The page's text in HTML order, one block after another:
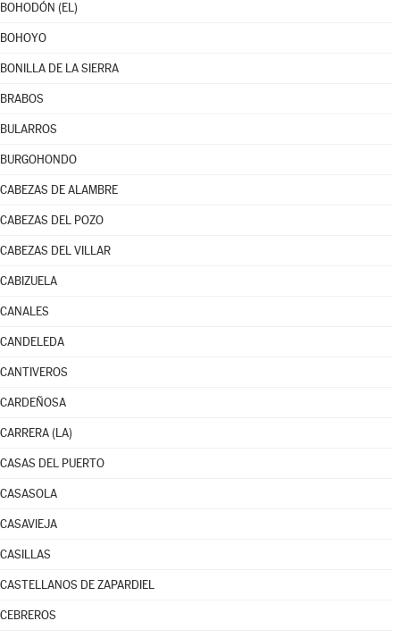
BOHODÓN (EL)
BOHOYO
BONILLA DE LA SIERRA
BRABOS
BULARROS
BURGOHONDO
CABEZAS DE ALAMBRE
CABEZAS DEL POZO
CABEZAS DEL VILLAR
CABIZUELA
CANALES
CANDELEDA
CANTIVEROS
CARDEÑOSA
CARRERA (LA)
CASAS DEL PUERTO
CASASOLA
CASAVIEJA
CASILLAS
CASTELLANOS DE ZAPARDIEL
CEBREROS